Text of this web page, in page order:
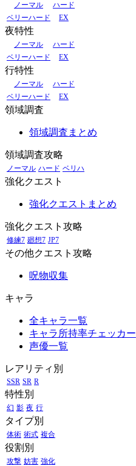
ノーマル
ハード
ベリーハード
EX
夜特性
ノーマル
ハード
ベリーハード
EX
行特性
ノーマル
ハード
ベリーハード
EX
領域調査
領域調査まとめ
領域調査攻略
ノーマル ハード ベリハ
強化クエスト
強化クエストまとめ
強化クエスト攻略
修練7 廻想7 JP7
その他クエスト攻略
呪物収集
キャラ
全キャラ一覧
キャラ所持率チェッカー
声優一覧
レアリティ別
SSR SR R
特性別
幻 影 夜 行
タイプ別
体術 術式 複合
役割別
攻撃 妨害 強化